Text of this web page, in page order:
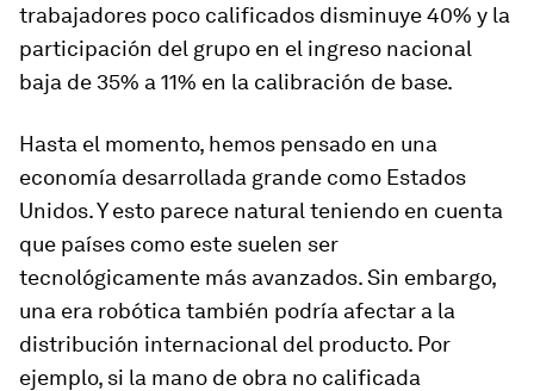
trabajadores poco calificados disminuye 40% y la
participación del grupo en el ingreso nacional
baja de 35% a 11% en la calibración de base.
Hasta el momento, hemos pensado en una
economía desarrollada grande como Estados
Unidos. Y esto parece natural teniendo en cuenta
que países como este suelen ser
tecnológicamente más avanzados. Sin embargo,
una era robótica también podría afectar a la
distribución internacional del producto. Por
ejemplo, si la mano de obra no calificada